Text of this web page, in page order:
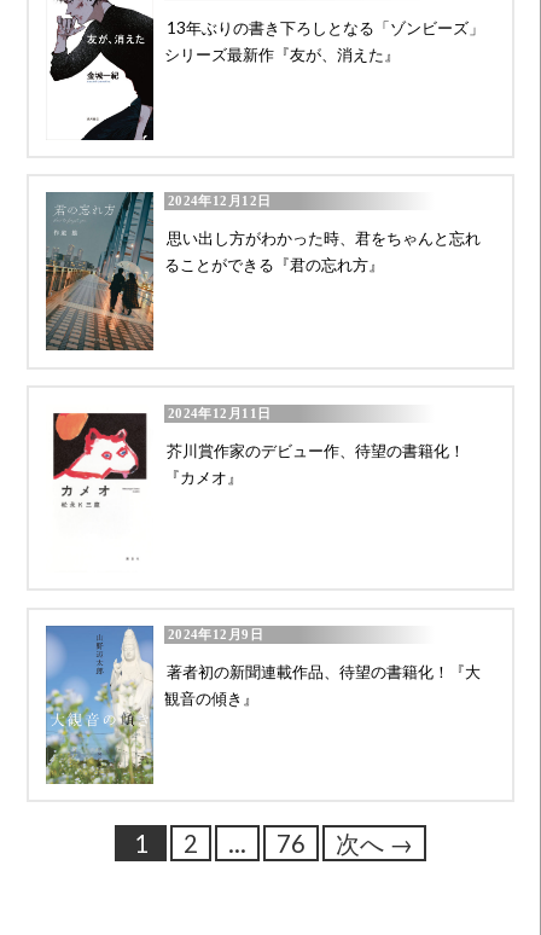
13年ぶりの書き下ろしとなる「ゾンビーズ」
シリーズ最新作『友が、消えた』
思い出し方がわかった時、君をちゃんと忘れ
ることができる『君の忘れ方』
2024年12月12日
芥川賞作家のデビュー作、待望の書籍化！
『カメオ』
2024年12月11日
著者初の新聞連載作品、待望の書籍化！『大
観音の傾き』
2024年12月9日
1 2 … 76 次へ →